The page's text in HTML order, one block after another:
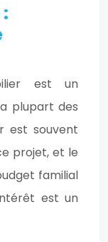
est un
plupart des
est souvent
projet, et le
familial
est un